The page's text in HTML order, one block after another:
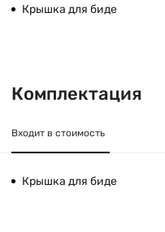
Крышка для биде
Комплектация
Входит в стоимость
Крышка для биде